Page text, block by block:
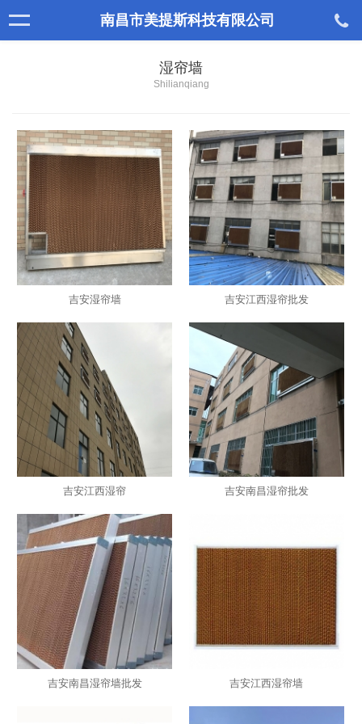
南昌市美提斯科技有限公司
湿帘墙
Shilianqiang
吉安湿帘墙 吉安江西湿帘批发
吉安江西湿帘 吉安南昌湿帘批发
吉安南昌湿帘墙批发 吉安江西湿帘墙